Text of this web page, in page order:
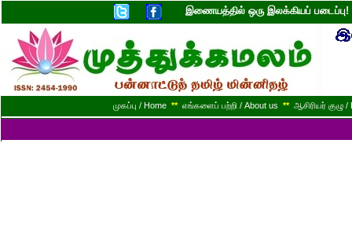
இணையத்தில் ஒரு இலக்கியப்
முகப்பு / Home ** எங்களைப் பற்றி / About us ** ஆசிரியர் குழு